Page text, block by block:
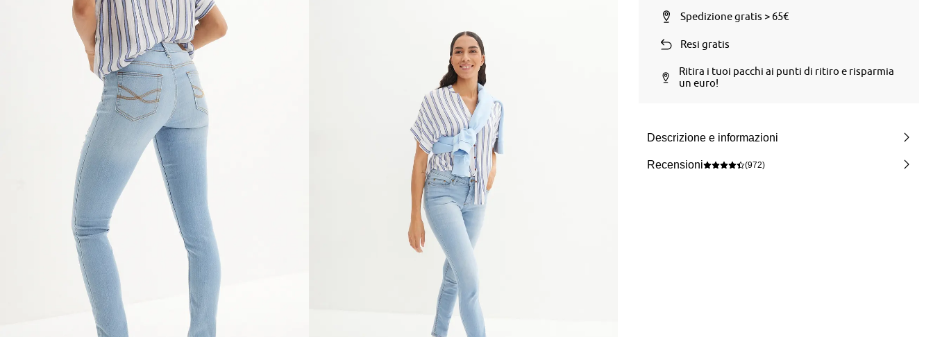
Spedizione gratis > 65€
Resi gratis
Ritira i tuoi pacchi ai punti di ritiro e risparmia
un euro!
Descrizione e informazioni
Recensioni (972)